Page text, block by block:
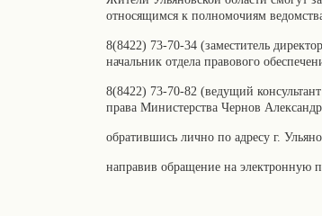
относящимся к полномочиям
8(8422) 73-70-34 (заместитель
начальник отдела правового
8(8422) 73-70-82 (ведущий
права Министерства Чернов
обратившись лично по адресу г.
направив обращение на электронную